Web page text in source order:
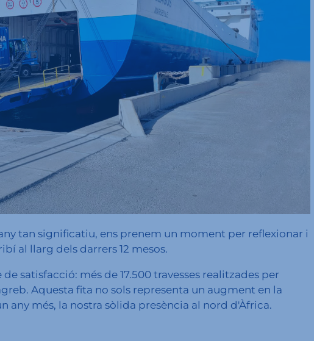
tan significatiu, ens prenem un moment per reflexionar i
al llarg dels darrers 12 mesos.
satisfacció: més de 17.500 travesses realitzades per
Aquesta fita no sols representa un augment en la
any més, la nostra sòlida presència al nord d'Àfrica.